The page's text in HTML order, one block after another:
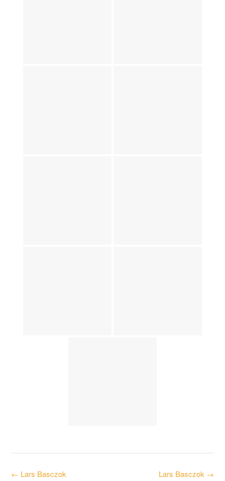
Post Lars Basczok →
← Lars Basczok